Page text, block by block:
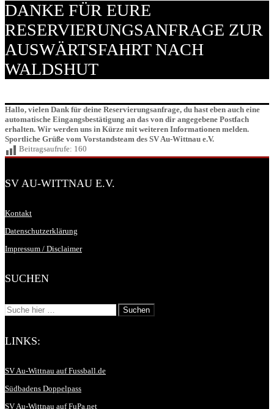
DANKE FÜR EURE
RESERVIERUNGSANFRAGE ZUR
AUSWÄRTSFAHRT NACH
WALDSHUT
Hallo, vielen Dank für deine Reservierungsanfrage, du hast eben auch eine
automatische Eingangsbestätigung an das von dir angegebene Postfach
erhalten. Wir werden uns in Kürze mit weiteren Informationen melden.
Sportliche Grüße vom Vorstandsteam des SV Au-Wittnau e.V.
Beitragsaufrufe: 160
SV AU-WITTNAU E.V.
Kontakt
Datenschutzerklärung
Impressum / Disclaimer
SUCHEN
LINKS:
SV Au-Wittnau auf Fussball.de
Südbadens Doppelpass
SV Au-Wittnau auf FuPa.net